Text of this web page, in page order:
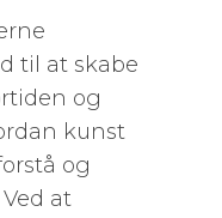
til at skabe
og
kunst
og
at